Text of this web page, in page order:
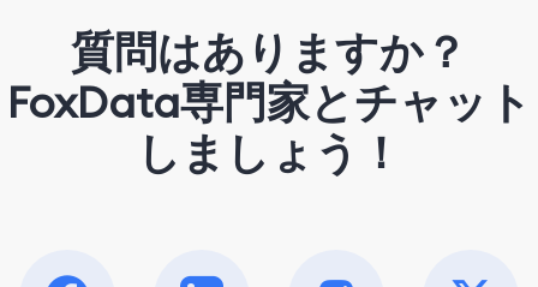
質問はありますか？
FoxData専門家とチャット
しましょう！